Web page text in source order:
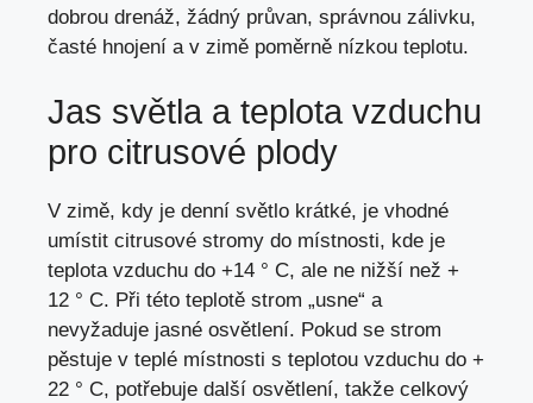
dobrou drenáž, žádný průvan, správnou zálivku,
časté hnojení a v zimě poměrně nízkou teplotu.
Jas světla a teplota vzduchu
pro citrusové plody
V zimě, kdy je denní světlo krátké, je vhodné
umístit citrusové stromy do místnosti, kde je
teplota vzduchu do +14 ° C, ale ne nižší než +
12 ° C. Při této teplotě strom „usne“ a
nevyžaduje jasné osvětlení. Pokud se strom
pěstuje v teplé místnosti s teplotou vzduchu do +
22 ° C, potřebuje další osvětlení, takže celkový